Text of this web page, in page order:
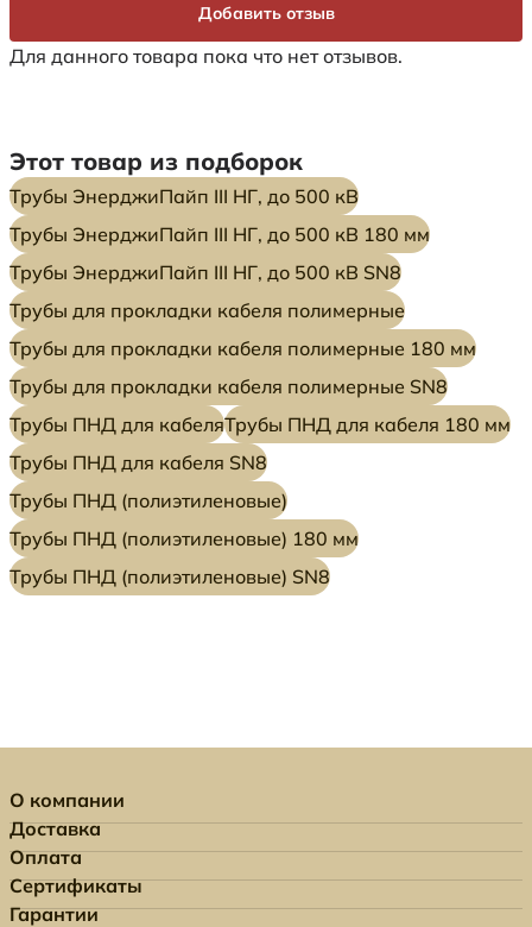
Для данного товара пока что нет отзывов.
Добавить отзыв
Этот товар из подборок
Трубы ЭнерджиПайп III НГ, до 500 кВ
Трубы ЭнерджиПайп III НГ, до 500 кВ 180 мм
Трубы ЭнерджиПайп III НГ, до 500 кВ SN8
Трубы для прокладки кабеля полимерные
Трубы для прокладки кабеля полимерные 180 мм
Трубы для прокладки кабеля полимерные SN8
Трубы ПНД для кабеляТрубы ПНД для кабеля 180 мм
Трубы ПНД для кабеля SN8
Трубы ПНД (полиэтиленовые)
Трубы ПНД (полиэтиленовые) 180 мм
Трубы ПНД (полиэтиленовые) SN8
О компании
Доставка
Оплата
Сертификаты
Гарантии